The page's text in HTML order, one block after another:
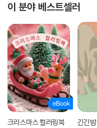
이 분야 베스트셀러
크리스마스 컬러링북 긴긴밤